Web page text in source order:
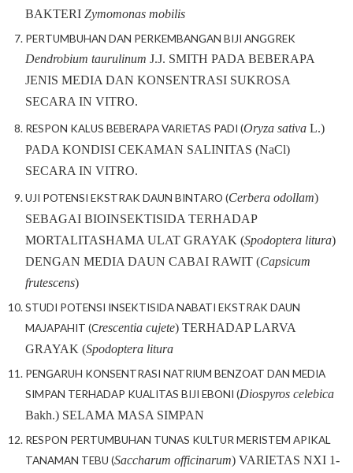
BAKTERI Zymomonas mobilis
PERTUMBUHAN DAN PERKEMBANGAN BIJI ANGGREK
Dendrobium taurulinum J.J. SMITH PADA BEBERAPA
JENIS MEDIA DAN KONSENTRASI SUKROSA
SECARA IN VITRO.
RESPON KALUS BEBERAPA VARIETAS PADI (Oryza sativa L.)
PADA KONDISI CEKAMAN SALINITAS (NaCl)
SECARA IN VITRO.
UJI POTENSI EKSTRAK DAUN BINTARO (Cerbera odollam)
SEBAGAI BIOINSEKTISIDA TERHADAP
MORTALITASHAMA ULAT GRAYAK (Spodoptera litura)
DENGAN MEDIA DAUN CABAI RAWIT (Capsicum
frutescens)
STUDI POTENSI INSEKTISIDA NABATI EKSTRAK DAUN
MAJAPAHIT (Crescentia cujete) TERHADAP LARVA
GRAYAK (Spodoptera litura
PENGARUH KONSENTRASI NATRIUM BENZOAT DAN MEDIA
SIMPAN TERHADAP KUALITAS BIJI EBONI (Diospyros celebica
Bakh.) SELAMA MASA SIMPAN
RESPON PERTUMBUHAN TUNAS KULTUR MERISTEM APIKAL
TANAMAN TEBU (Saccharum officinarum) VARIETAS NXI 1-